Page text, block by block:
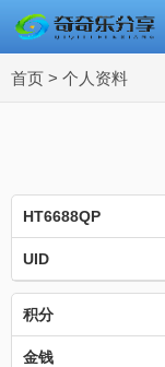
首页 > 个人资料
HT6688QP
UID
积分
金钱